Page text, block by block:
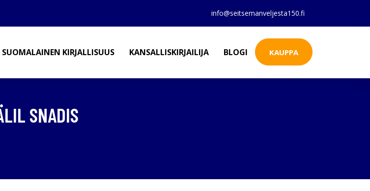
info@seitsemanveljesta150.fi
SUOMALAINEN KIRJALLISUUS KANSALLISKIRJAILIJA BLOGI KAUPPA
SNADIS